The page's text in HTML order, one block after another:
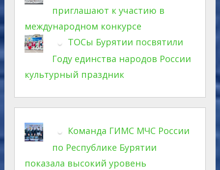
приглашают к участию в
международном конкурсе
ТОСы Бурятии посвятили
Году единства народов России
культурный праздник
Команда ГИМС МЧС России
по Республике Бурятии
показала высокий уровень